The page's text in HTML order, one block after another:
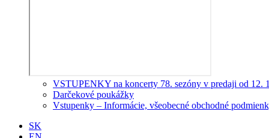
VSTUPENKY na koncerty 78. sezóny v predaji od 12.
Darčekové poukážky
Vstupenky – Informácie, všeobecné obchodné
SK